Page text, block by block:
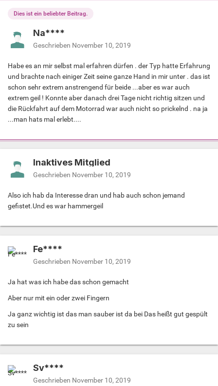
Dies ist ein beliebter Beitrag.
Na****
Geschrieben November 10, 2019
Habe es an mir selbst mal erfahren dürfen . der Typ hatte Erfahrung
und brachte nach einiger Zeit seine ganze Hand in mir unter . das ist
schon sehr extrem anstrengend für beide ...aber es war auch
extrem geil ! Konnte aber danach drei Tage nicht richtig sitzen und
die Rückfahrt auf dem Motorrad war auch nicht so prickelnd . na ja
...man hats mal erlebt....
Inaktives Mitglied
Geschrieben November 10, 2019
Also ich hab da Interesse dran und hab auch schon jemand
gefistet.Und es war hammergeil
Fe****
Geschrieben November 10, 2019
Ja hat was ich habe das schon gemacht
Aber nur mit ein oder zwei Fingern
Ja ganz wichtig ist das man sauber ist da bei Das heißt gut gespült
zu sein
Sv****
Geschrieben November 10, 2019